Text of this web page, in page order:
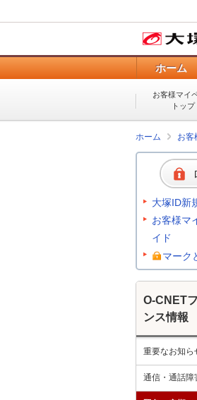
ホーム
お客様マイ
トップ
ホーム お客
大塚ID新
お客様マ
イド
マーク
O-CNET
ンス情報
重要なお知ら
通信・通話障